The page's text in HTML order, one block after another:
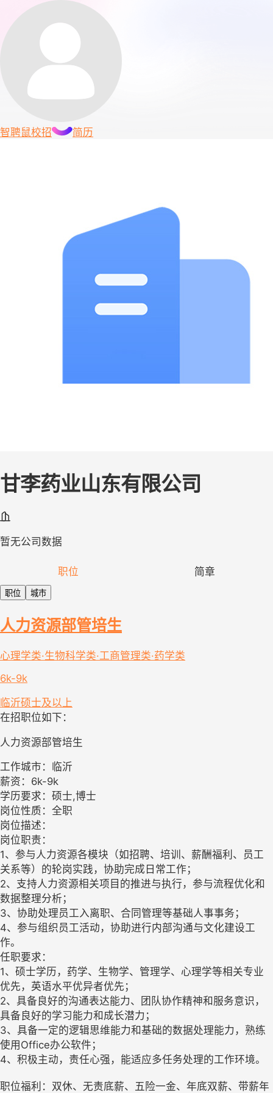
智聘鼠校招 简历
甘李药业山东有限公司
暂无公司数据
职位 简章
职位 城市
人力资源部管培生
心理学类·生物科学类·工商管理类·药学类
6k-9k
临沂硕士及以上
在招职位如下：
人力资源部管培生
工作城市：临沂
薪资：6k-9k
学历要求：硕士,博士
岗位性质：全职
岗位描述：
岗位职责：
1、参与人力资源各模块（如招聘、培训、薪酬福利、员工
关系等）的轮岗实践，协助完成日常工作；
2、支持人力资源相关项目的推进与执行，参与流程优化和
数据整理分析；
3、协助处理员工入离职、合同管理等基础人事事务；
4、参与组织员工活动，协助进行内部沟通与文化建设工
作。
任职要求：
1、硕士学历，药学、生物学、管理学、心理学等相关专业
优先，英语水平优异者优先；
2、具备良好的沟通表达能力、团队协作精神和服务意识，
具备良好的学习能力和成长潜力；
3、具备一定的逻辑思维能力和基础的数据处理能力，熟练
使用Office办公软件；
4、积极主动，责任心强，能适应多任务处理的工作环境。
职位福利：双休、无责底薪、五险一金、年底双薪、带薪年